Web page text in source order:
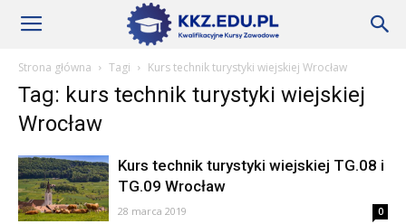
Szkoły
KKZ
Strona główna Tagi Kurs technik turystyki wiejskiej Wrocław
Tag: kurs technik turystyki wiejskiej
Wrocław
Kurs technik turystyki wiejskiej TG.08 i
TG.09 Wrocław
28 marca 2019 0